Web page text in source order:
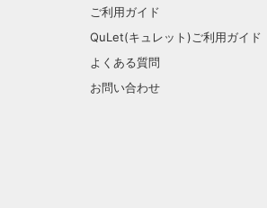
ご利用ガイド
QuLet(キュレット)ご利用ガイド
よくある質問
お問い合わせ